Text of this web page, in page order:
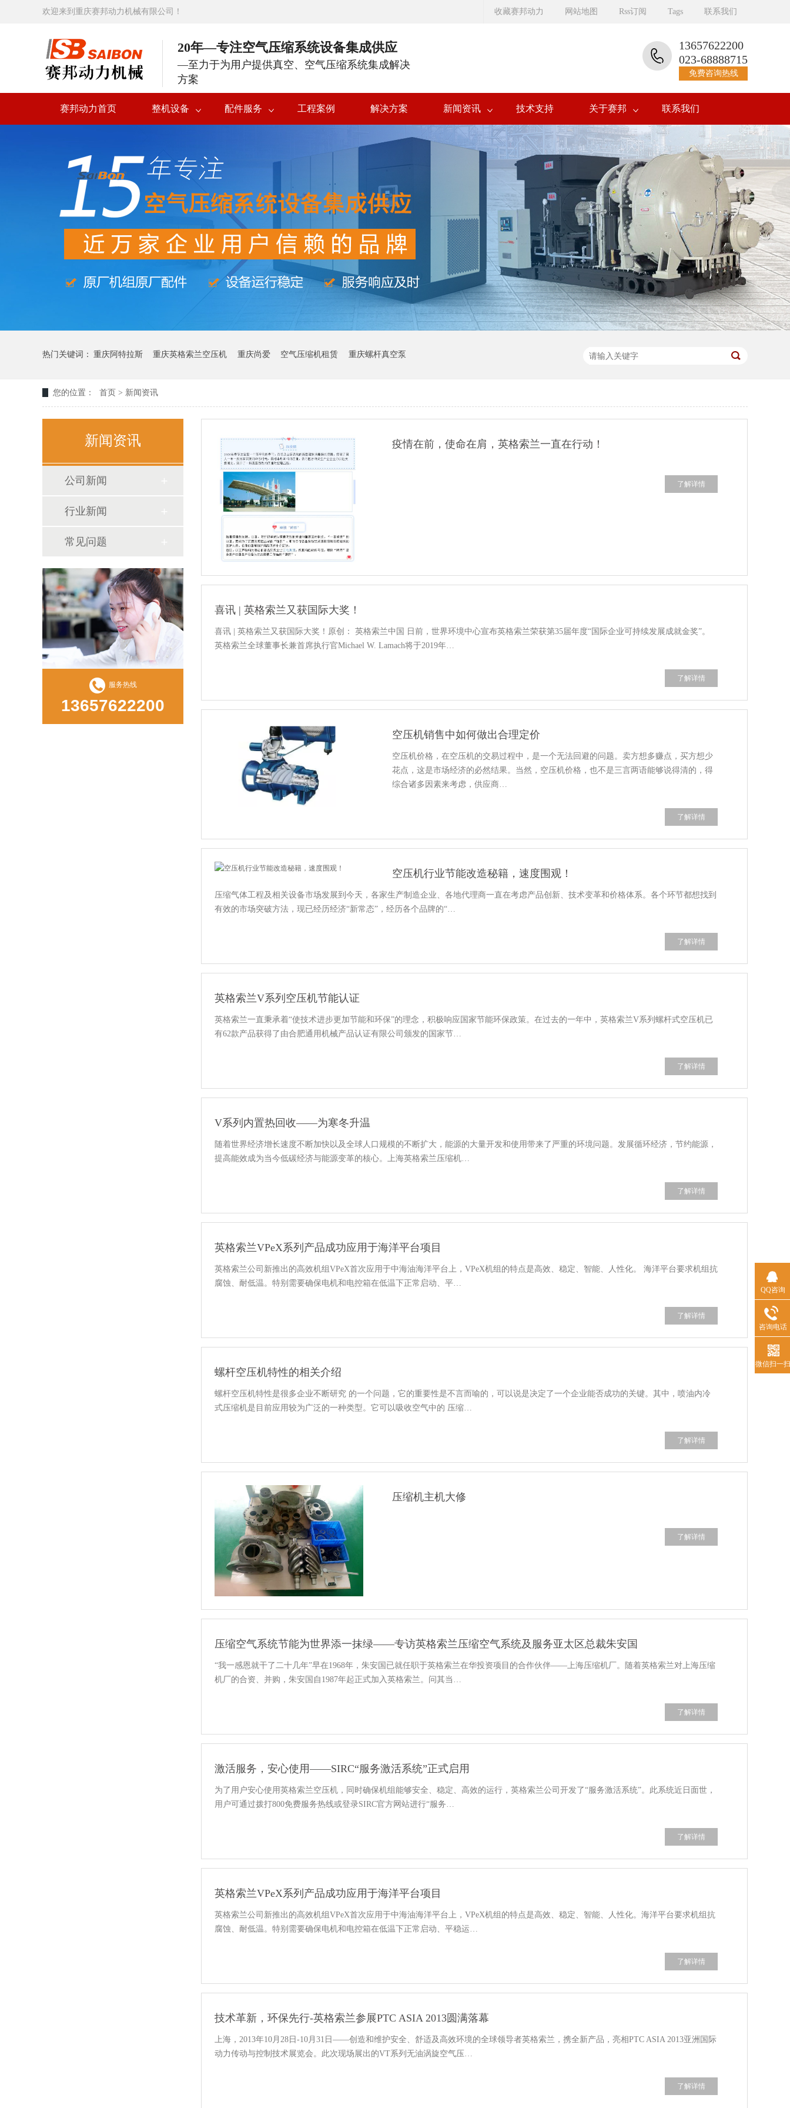
收藏赛邦动力 网站地图 Rss订阅 Tags 联系我们
欢迎来到重庆赛邦动力机械有限公司！
20年—专注空气压缩系统设备集成供应
—至力于为用户提供真空、空气压缩系统集成解决
方案
13657622200
023-68888715
免费咨询热线
赛邦动力首页 整机设备 配件服务 工程案例 解决方案 新闻资讯 技术支持 关于赛邦 联系我们
热门关键词： 重庆阿特拉斯 重庆英格索兰空压机 重庆尚爱 空气压缩机租赁 重庆螺杆真空泵
您的位置： 首页 > 新闻资讯
新闻资讯
公司新闻
行业新闻
常见问题
服务热线
13657622200
疫情在前，使命在肩，英格索兰一直在行动！
了解详情
喜讯 | 英格索兰又获国际大奖！
喜讯 | 英格索兰又获国际大奖！原创： 英格索兰中国 日前，世界环境中心宣布英格索兰荣获第35届年度“国际企业可持续发展成就金奖”。
英格索兰全球董事长兼首席执行官Michael W. Lamach将于2019年…
了解详情
空压机销售中如何做出合理定价
空压机价格，在空压机的交易过程中，是一个无法回避的问题。卖方想多赚点，买方想少
花点，这是市场经济的必然结果。当然，空压机价格，也不是三言两语能够说得清的，得
综合诸多因素来考虑，供应商…
了解详情
空压机行业节能改造秘籍，速度围观！
压缩气体工程及相关设备市场发展到今天，各家生产制造企业、各地代理商一直在考虑产品创新、技术变革和价格体系。各个环节都想找到
有效的市场突破方法，现已经历经济“新常态”，经历各个品牌的“…
了解详情
英格索兰V系列空压机节能认证
英格索兰一直秉承着“使技术进步更加节能和环保”的理念，积极响应国家节能环保政策。在过去的一年中，英格索兰V系列螺杆式空压机已
有62款产品获得了由合肥通用机械产品认证有限公司颁发的国家节…
了解详情
V系列内置热回收——为寒冬升温
随着世界经济增长速度不断加快以及全球人口规模的不断扩大，能源的大量开发和使用带来了严重的环境问题。发展循环经济，节约能源，
提高能效成为当今低碳经济与能源变革的核心。上海英格索兰压缩机…
了解详情
英格索兰VPeX系列产品成功应用于海洋平台项目
英格索兰公司新推出的高效机组VPeX首次应用于中海油海洋平台上，VPeX机组的特点是高效、稳定、智能、人性化。 海洋平台要求机组抗
腐蚀、耐低温。特别需要确保电机和电控箱在低温下正常启动、平…
了解详情
螺杆空压机特性的相关介绍
螺杆空压机特性是很多企业不断研究 的一个问题，它的重要性是不言而喻的，可以说是决定了一个企业能否成功的关键。其中，喷油内冷
式压缩机是目前应用较为广泛的一种类型。它可以吸收空气中的 压缩…
了解详情
压缩机主机大修
了解详情
压缩空气系统节能为世界添一抹绿——专访英格索兰压缩空气系统及服务亚太区总裁朱安国
“我一感恩就干了二十几年”早在1968年，朱安国已就任职于英格索兰在华投资项目的合作伙伴——上海压缩机厂。随着英格索兰对上海压缩
机厂的合资、并购，朱安国自1987年起正式加入英格索兰。问其当…
了解详情
激活服务，安心使用——SIRC“服务激活系统”正式启用
为了用户安心使用英格索兰空压机，同时确保机组能够安全、稳定、高效的运行，英格索兰公司开发了“服务激活系统”。此系统近日面世，
用户可通过拨打800免费服务热线或登录SIRC官方网站进行“服务…
了解详情
英格索兰VPeX系列产品成功应用于海洋平台项目
英格索兰公司新推出的高效机组VPeX首次应用于中海油海洋平台上，VPeX机组的特点是高效、稳定、智能、人性化。海洋平台要求机组抗
腐蚀、耐低温。特别需要确保电机和电控箱在低温下正常启动、平稳运…
了解详情
技术革新，环保先行-英格索兰参展PTC ASIA 2013圆满落幕
上海，2013年10月28日-10月31日——创造和维护安全、舒适及高效环境的全球领导者英格索兰，携全新产品，亮相PTC ASIA 2013亚洲国际
动力传动与控制技术展览会。此次现场展出的VT系列无油涡旋空气压…
了解详情
QQ咨询
咨询电话
微信扫一扫